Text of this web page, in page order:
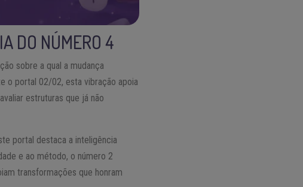
DO NÚMERO 4
sobre a qual a mudança
o portal 02/02, esta vibração apoia
estruturas que já não
portal destaca a inteligência
e ao método, o número 2
transformações que honram